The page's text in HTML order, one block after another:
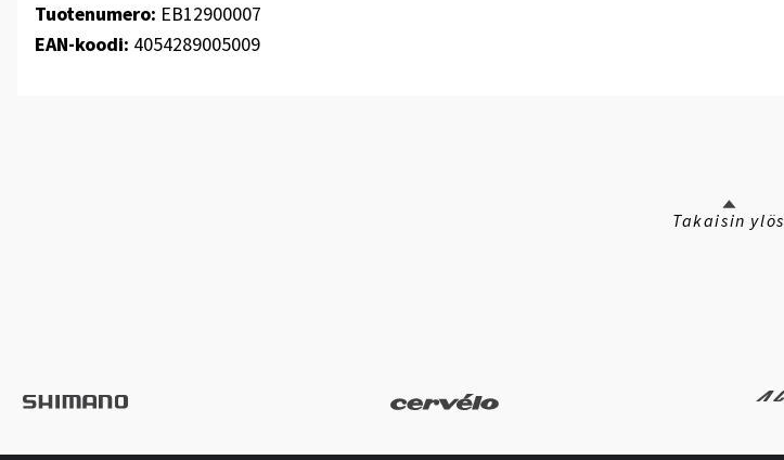
Tuotenumero: EB12900007
EAN-koodi: 4054289005009
Takaisin ylös